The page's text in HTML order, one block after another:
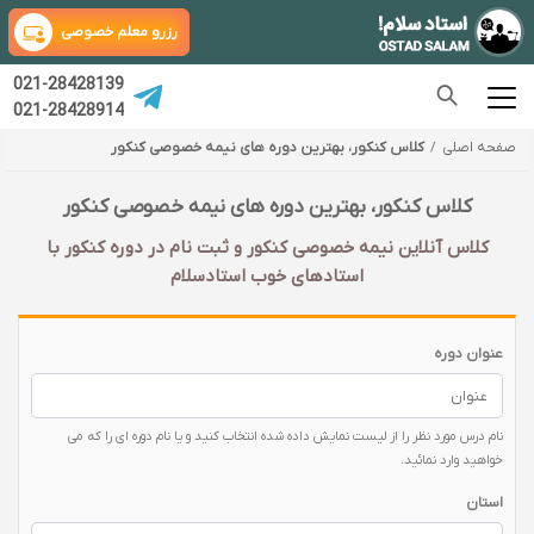
رزرو معلم خصوصی
021-28428139
021-28428914
صفحه اصلی کلاس کنکور، بهترین دوره های نیمه خصوصی کنکور
کلاس کنکور، بهترین دوره های نیمه خصوصی کنکور
کلاس آنلاین نیمه خصوصی کنکور و ثبت نام در دوره کنکور با‌
استادهای خوب استادسلام
عنوان دوره
نام درس مورد نظر را از لیست نمایش داده شده انتخاب کنید و یا نام دوره ای را که می
خواهید وارد نمائید.
استان